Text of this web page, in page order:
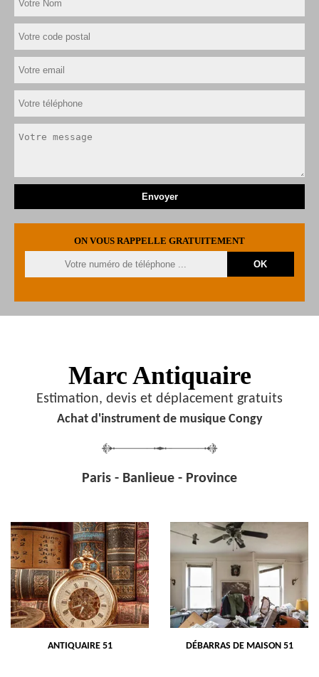
ON VOUS RAPPELLE GRATUITEMENT
Marc Antiquaire
Estimation, devis et déplacement gratuits
Achat d'instrument de musique Congy
Paris - Banlieue - Province
ANTIQUAIRE 51 DÉBARRAS DE MAISON 51